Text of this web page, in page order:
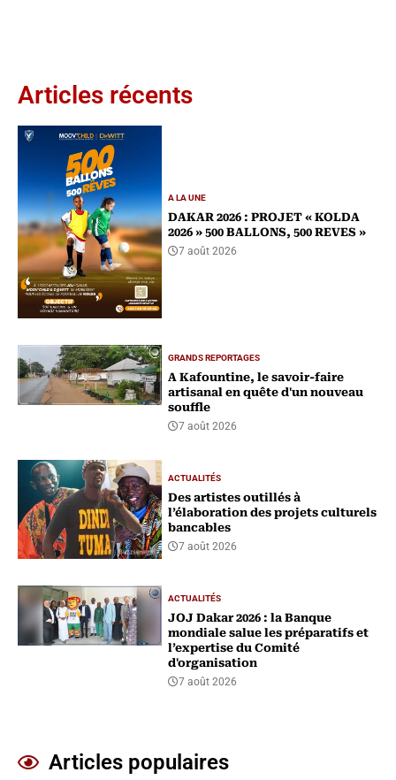
Articles récents
A LA UNE
DAKAR 2026 : PROJET « KOLDA
2026 » 500 BALLONS, 500 REVES »
7 août 2026
GRANDS REPORTAGES
A Kafountine, le savoir-faire
artisanal en quête d'un nouveau
souffle
7 août 2026
ACTUALITÉS
Des artistes outillés à
l’élaboration des projets culturels
bancables
7 août 2026
ACTUALITÉS
‎JOJ Dakar 2026 : la Banque
mondiale salue les préparatifs et
l’expertise du Comité
d'organisation
7 août 2026
Articles populaires